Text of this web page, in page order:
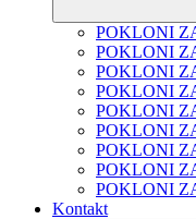
POKLONI
POKLONI
POKLONI
POKLONI
POKLONI
POKLONI
POKLONI
POKLONI
POKLONI
Kontakt